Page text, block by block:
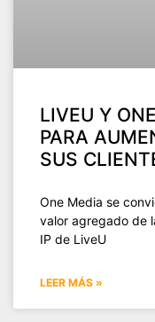
LIVEU Y
PARA
SUS
One Media se
valor agregado de
IP de LiveU
LEER MÁS »